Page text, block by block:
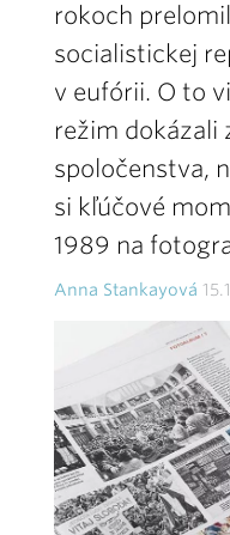
rokoch
socialistickej
v eufórii. O to
režim dokázali
spoločenstva,
si kľúčové
1989 na
Anna Stankayová